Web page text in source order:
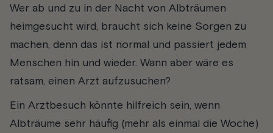
Wer ab und zu in der Nacht von Albträumen
heimgesucht wird, braucht sich keine Sorgen zu
machen, denn das ist normal und passiert jedem
Menschen hin und wieder. Wann aber wäre es
ratsam, einen Arzt aufzusuchen?
Ein Arztbesuch könnte hilfreich sein, wenn
Albträume sehr häufig (mehr als einmal die Woche)